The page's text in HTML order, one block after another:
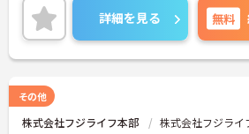
ださい。
詳細を見る 無料
その他
株式会社フジライフ本部 株式会社フジライ